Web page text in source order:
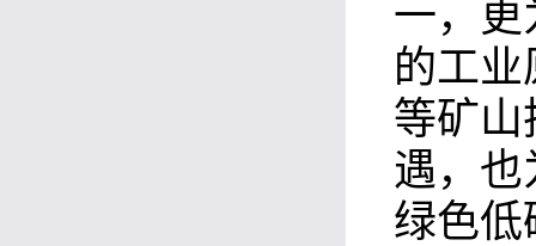
一，更
的工
等矿山
遇，
绿色低